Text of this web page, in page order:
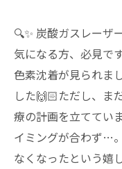
🔍✨ 炭酸ガスレーザ
気になる方、必見で
色素沈着が見られま
した🙌🏻ただし、ま
療の計画を立ててい
イミングが合わず…
なくなったという嬉